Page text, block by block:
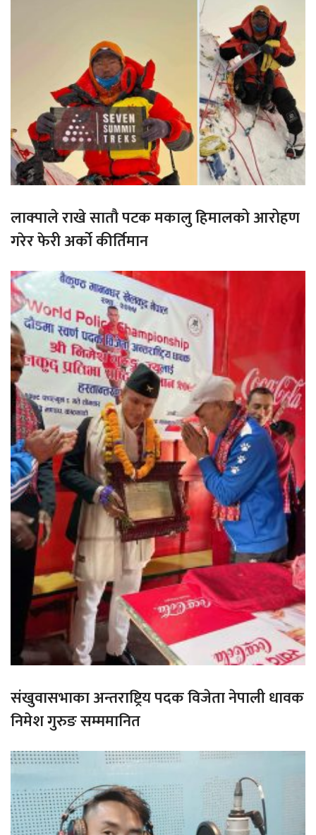
लाक्पाले राखे सातौ पटक मकालु हिमालको आरोहण
गरेर फेरी अर्को कीर्तिमान
संखुवासभाका अन्तराष्ट्रिय पदक विजेता नेपाली धावक
निमेश गुरुङ सम्ममानित